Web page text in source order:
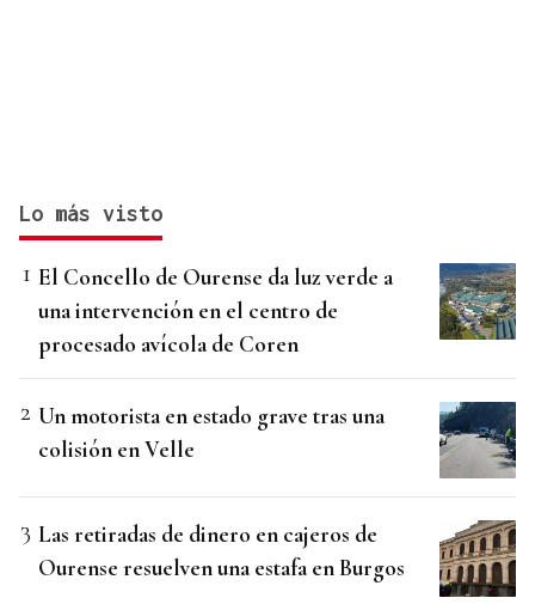
Lo más visto
El Concello de Ourense da luz verde a
una intervención en el centro de
procesado avícola de Coren
Un motorista en estado grave tras una
colisión en Velle
Las retiradas de dinero en cajeros de
Ourense resuelven una estafa en Burgos